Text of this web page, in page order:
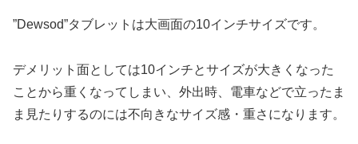
”Dewsod”タブレットは大画面の10インチサイズです。
デメリット面としては10インチとサイズが大きくなった
ことから重くなってしまい、外出時、電車などで立ったま
ま見たりするのには不向きなサイズ感・重さになります。